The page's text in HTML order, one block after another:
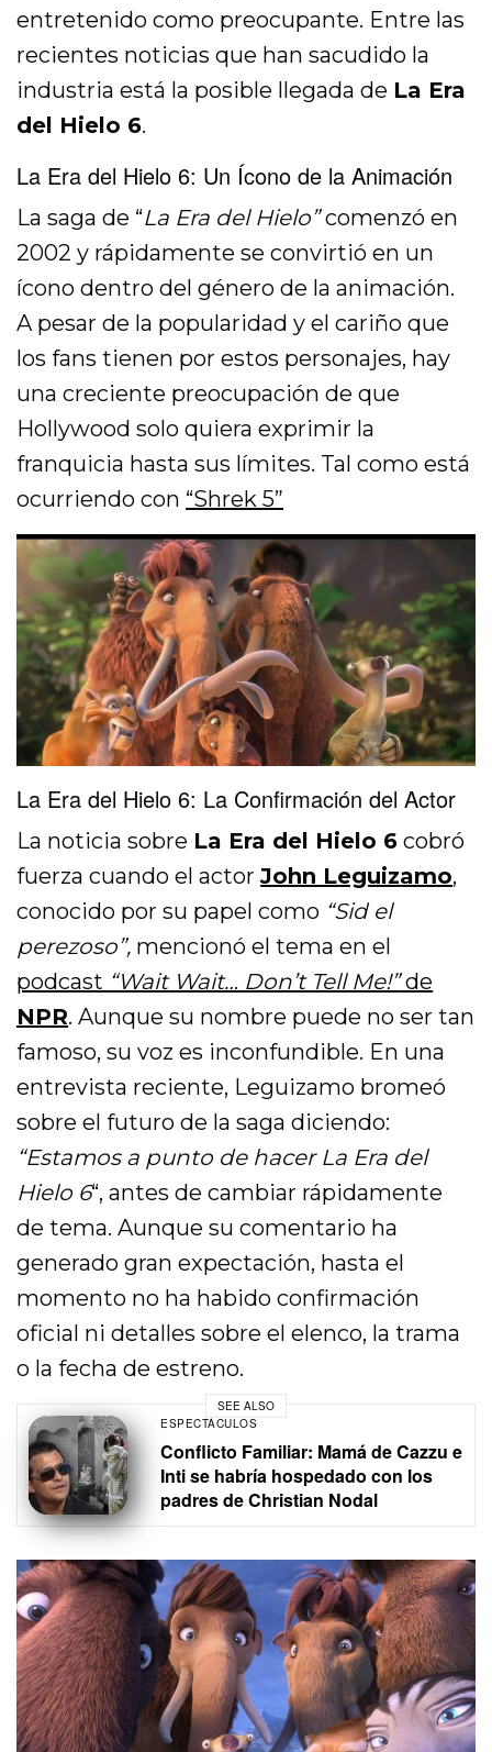
entretenido como preocupante. Entre las
recientes noticias que han sacudido la
industria está la posible llegada de La Era
del Hielo 6.
La Era del Hielo 6: Un Ícono de la Animación
La saga de “La Era del Hielo”comenzó en
2002 y rápidamente se convirtió en un
ícono dentro del género de la animación.
A pesar de la popularidad y el cariño que
los fans tienen por estos personajes, hay
una creciente preocupación de que
Hollywood solo quiera exprimir la
franquicia hasta sus límites. Tal como está
ocurriendo con “Shrek 5”
La Era del Hielo 6: La Confirmación del Actor
La noticia sobre La Era del Hielo 6 cobró
fuerza cuando el actorJohn Leguizamo,
conocido por su papel como “Sid el
perezoso”, mencionó el tema en el
podcast “Wait Wait… Don’t Tell Me!”de
NPR. Aunque su nombre puede no ser tan
famoso, su voz es inconfundible. En una
entrevista reciente, Leguizamo bromeó
sobre el futuro de la saga diciendo:
“Estamos a punto de hacer La Era del
Hielo 6“, antes de cambiar rápidamente
de tema. Aunque su comentario ha
generado gran expectación, hasta el
momento no ha habido confirmación
oficial ni detalles sobre el elenco, la trama
o la fecha de estreno.
SEE ALSO
ESPECTÁCULOS
Conflicto Familiar: Mamá de Cazzu e
Inti se habría hospedado con los
padres de Christian Nodal